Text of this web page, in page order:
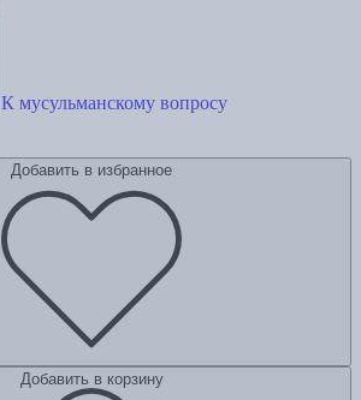
К мусульманскому вопросу
Добавить в избранное
Добавить в корзину